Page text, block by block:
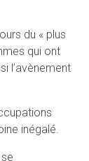
du « plus
qui ont
l’avènement
inégalé.